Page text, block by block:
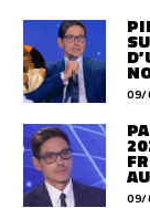
09/
09/